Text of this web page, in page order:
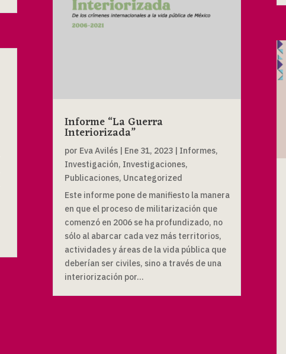
Informe “La Guerra
Interiorizada”
por Eva Avilés| Ene 31, 2023| Informes,
Investigación, Investigaciones,
Publicaciones, Uncategorized
Este informe pone de manifiesto la manera
en que el proceso de militarización que
comenzó en 2006 se ha profundizado, no
sólo al abarcar cada vez más territorios,
actividades y áreas de la vida pública que
deberían ser civiles, sino a través de una
interiorización por...